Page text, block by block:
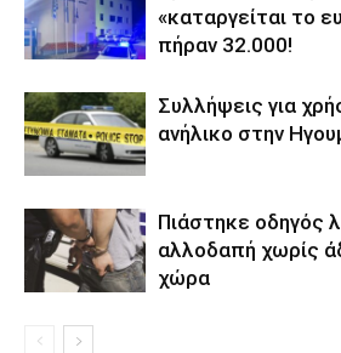
«καταργείται το
πήραν 32.000!
Συλλήψεις για
ανήλικο στην
Πιάστηκε οδηγός
αλλοδαπή χωρίς
χώρα